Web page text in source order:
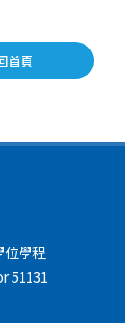
首頁
位學程
51131